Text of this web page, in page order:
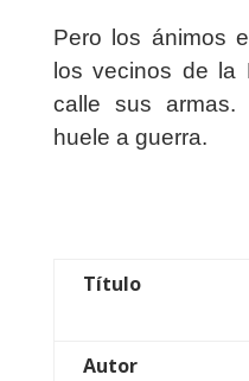
Pero los ánimos
los vecinos de la
calle sus
huele a guerra.
Título
Autor